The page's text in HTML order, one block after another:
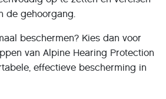
de gehoorgang.
beschermen? Kies dan voor
van Alpine Hearing Protection
effectieve bescherming in